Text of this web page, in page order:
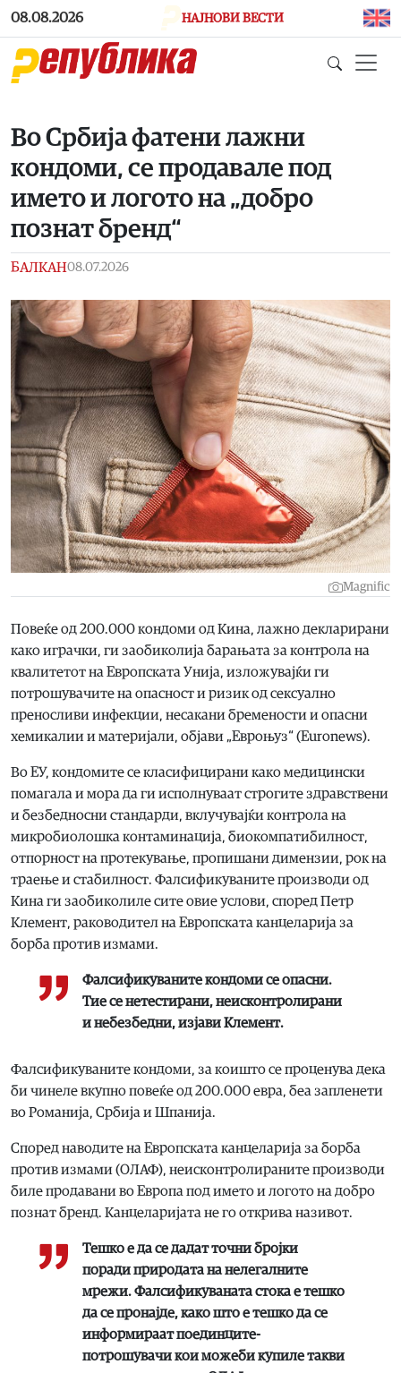
Skip to main content
08.08.2026 НАЈНОВИ ВЕСТИ
Во Србија фатени лажни
кондоми, се продавале под
името и логото на „добро
познат бренд“
БАЛКАН08.07.2026
Magnific
Повеќе од 200.000 кондоми од Кина, лажно декларирани
како играчки, ги заобиколија барањата за контрола на
квалитетот на Европската Унија, изложувајќи ги
потрошувачите на опасност и ризик од сексуално
преносливи инфекции, несакани бремености и опасни
хемикалии и материјали, објави „Евроњуз“ (Euronews).
Во ЕУ, кондомите се класифицирани како медицински
помагала и мора да ги исполнуваат строгите здравствени
и безбедносни стандарди, вклучувајќи контрола на
микробиолошка контаминација, биокомпатибилност,
отпорност на протекување, пропишани димензии, рок на
траење и стабилност. Фалсификуваните производи од
Кина ги заобиколиле сите овие услови, според Петр
Клемент, раководител на Европската канцеларија за
борба против измами.
Фалсификуваните кондоми се опасни.
Тие се нетестирани, неисконтролирани
и небезбедни, изјави Клемент.
Фалсификуваните кондоми, за коишто се проценува дека
би чинеле вкупно повеќе од 200.000 евра, беа запленети
во Романија, Србија и Шпанија.
Според наводите на Европската канцеларија за борба
против измами (ОЛАФ), неисконтролираните производи
биле продавани во Европа под името и логото на добро
познат бренд. Канцеларијата не го открива називот.
Тешко е да се дадат точни бројки
поради природата на нелегалните
мрежи. Фалсификуваната стока е тешко
да се пронајде, како што е тешко да се
информираат поединците-
потрошувачи кои можеби купиле такви